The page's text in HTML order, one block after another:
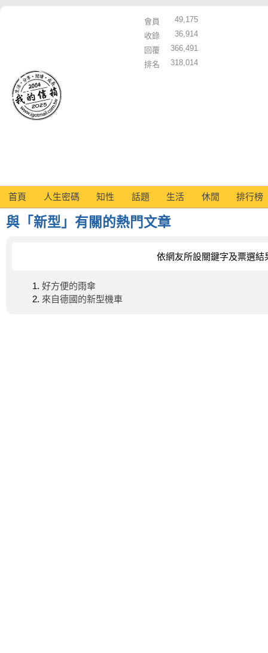
會員
49,175
收錄
36,914
回覆
366,491
排名
318,014
首頁 人生密碼 知性 話題 生活 休閒 排行榜
與「新型」有關的熱門文章
依網友所設關鍵字及票選結
好方便的雨傘
來自德國的新型機車